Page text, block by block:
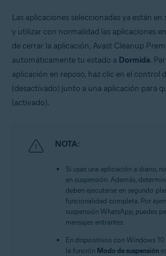
Las aplicaciones seleccionadas ya están
y utilizar con normalidad las aplicaciones
de cerrar la aplicación, Avast Cleanup
automáticamente tu estado a Dormida.
aplicación en reposo, haz clic en el control
(desactivado) junto a una aplicación para
(activado).
NOTA:
Si usas una aplicación a diario,
en suspensión. Además,
deben ejecutarse en segundo
funcionalidad completa. Por
suspensión WhatsApp, puedes
mensajes entrantes.
En dispositivos con Windows 10
la función Modo de suspensión